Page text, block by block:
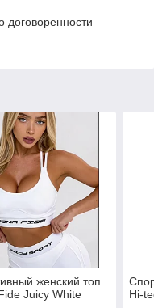
договоренности
женский топ
Juicy White
Hi-